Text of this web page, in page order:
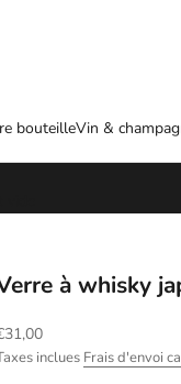
bouteilleVin &
à whisky
de vente
inclues Frais d'envoi